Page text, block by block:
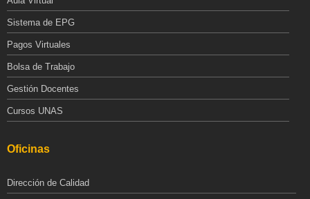
Sistema de EPG
Pagos Virtuales
Bolsa de Trabajo
Gestión Docentes
Cursos UNAS
Oficinas
Dirección de Calidad